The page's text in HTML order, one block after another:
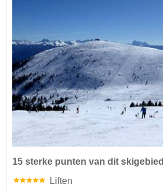
15 sterke punten van dit skigebied
Liften